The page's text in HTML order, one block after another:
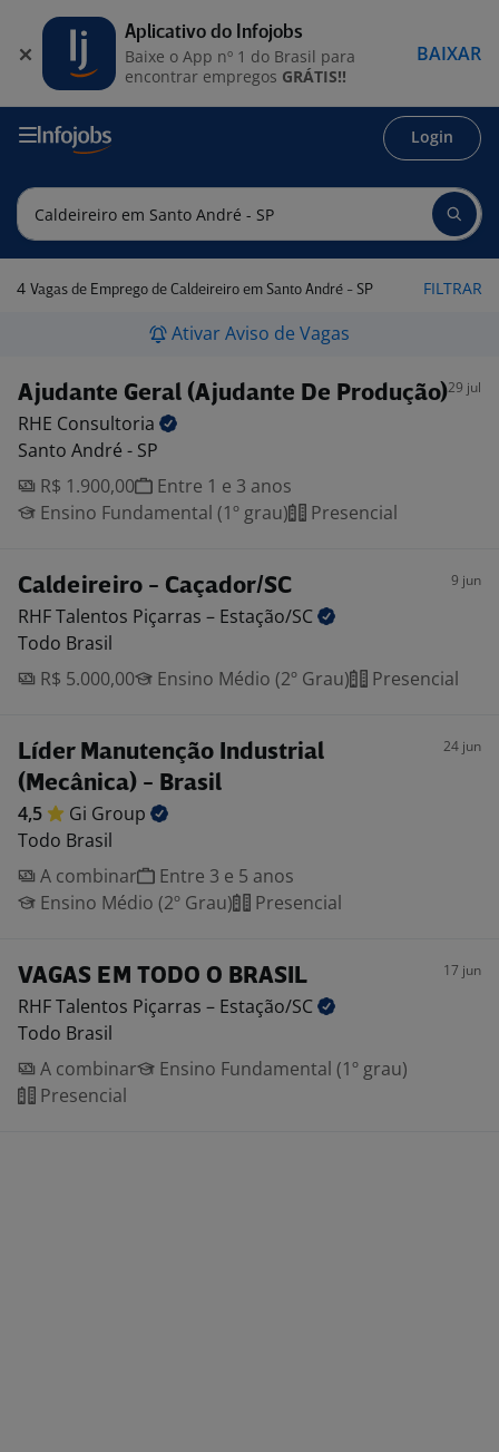
Login
4 Vagas de Emprego de Caldeireiro em Santo André - SP FILTRAR
Ativar Aviso de Vagas
Ajudante Geral (Ajudante De Produção)29 jul
RHE Consultoria
Santo André - SP
R$ 1.900,00
Entre 1 e 3 anos
Ensino Fundamental (1º grau)
Presencial
Caldeireiro - Caçador/SC 9 jun
RHF Talentos Piçarras – Estação/SC
Todo Brasil
R$ 5.000,00
Ensino Médio (2º Grau) Presencial
Líder Manutenção Industrial
(Mecânica) - Brasil
24 jun
4,5 Gi Group
Todo Brasil
A combinar
Entre 3 e 5 anos
Ensino Médio (2º Grau)
Presencial
VAGAS EM TODO O BRASIL 17 jun
RHF Talentos Piçarras – Estação/SC
Todo Brasil
A combinar
Ensino Fundamental (1º grau)
Presencial
Aplicativo do Infojobs
Baixe o App nº 1 do Brasil para
encontrar empregos GRÁTIS!!
BAIXAR